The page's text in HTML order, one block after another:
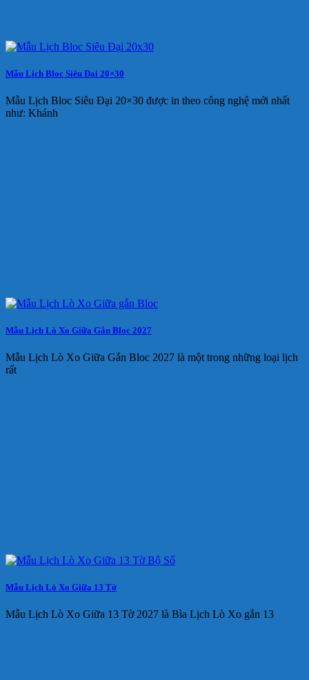
Mẫu Lịch Bloc Siêu Đại 20×30
Mẫu Lịch Bloc Siêu Đại 20×30 được in theo công nghệ mới nhất
như: Khánh
Mẫu Lịch Lò Xo Giữa Gắn Bloc 2027
Mẫu Lịch Lò Xo Giữa Gắn Bloc 2027 là một trong những loại lịch
rất
Mẫu Lịch Lò Xo Giữa 13 Tờ
Mẫu Lịch Lò Xo Giữa 13 Tờ 2027 là Bìa Lịch Lò Xo gắn 13